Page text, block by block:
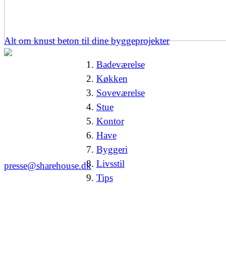
Alt om knust beton til dine byggeprojekter
Badeværelse
Køkken
Soveværelse
Stue
Kontor
Have
Byggeri
Livsstil
Tips
presse@sharehouse.dk